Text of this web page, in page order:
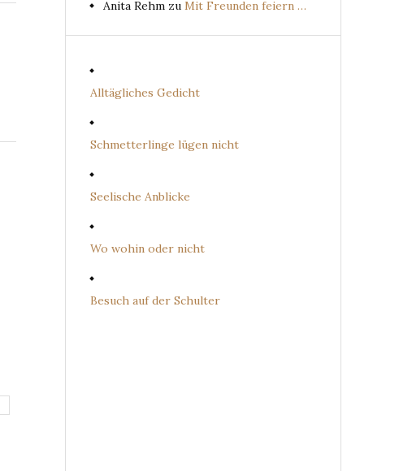
Anita Rehm zu Mit Freunden feiern …
Alltägliches Gedicht
Schmetterlinge lügen nicht
Seelische Anblicke
Wo wohin oder nicht
Besuch auf der Schulter